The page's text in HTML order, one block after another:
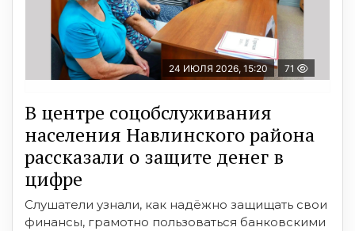
24 ИЮЛЯ 2026, 15:20 71
В центре соцобслуживания
населения Навлинского района
рассказали о защите денег в
цифре
Слушатели узнали, как надёжно защищать свои
финансы, грамотно пользоваться банковскими